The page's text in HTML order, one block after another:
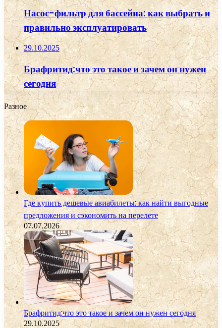
Насос-фильтр для бассейна: как выбрать и
правильно эксплуатировать
29.10.2025
Брафритид:что это такое и зачем он нужен
сегодня
Разное
Где купить дешевые авиабилеты: как найти выгодные
предложения и сэкономить на перелете
07.07.2026
Брафритид:что это такое и зачем он нужен сегодня
29.10.2025